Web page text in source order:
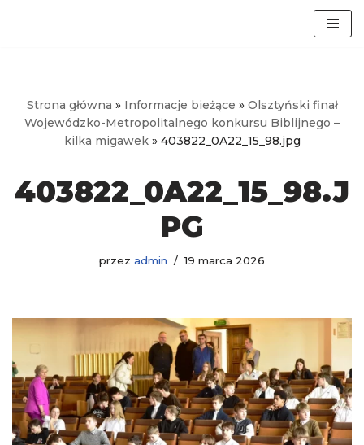
Strona główna » Informacje bieżące » Olsztyński finał
Wojewódzko-Metropolitalnego konkursu Biblijnego –
kilka migawek» 403822_0A22_15_98.jpg
403822_0A22_15_98.J
PG
przez admin 19 marca 2026